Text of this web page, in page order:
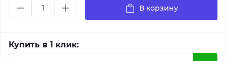
В корзину
Купить в 1 клик: